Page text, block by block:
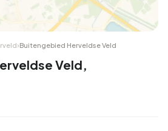
›Buitengebied Herveldse Veld
Veld,